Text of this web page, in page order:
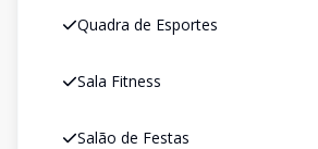
Quadra de Esportes
Sala Fitness
Salão de Festas